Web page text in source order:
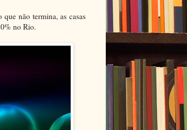
não termina, as casas
no Rio.